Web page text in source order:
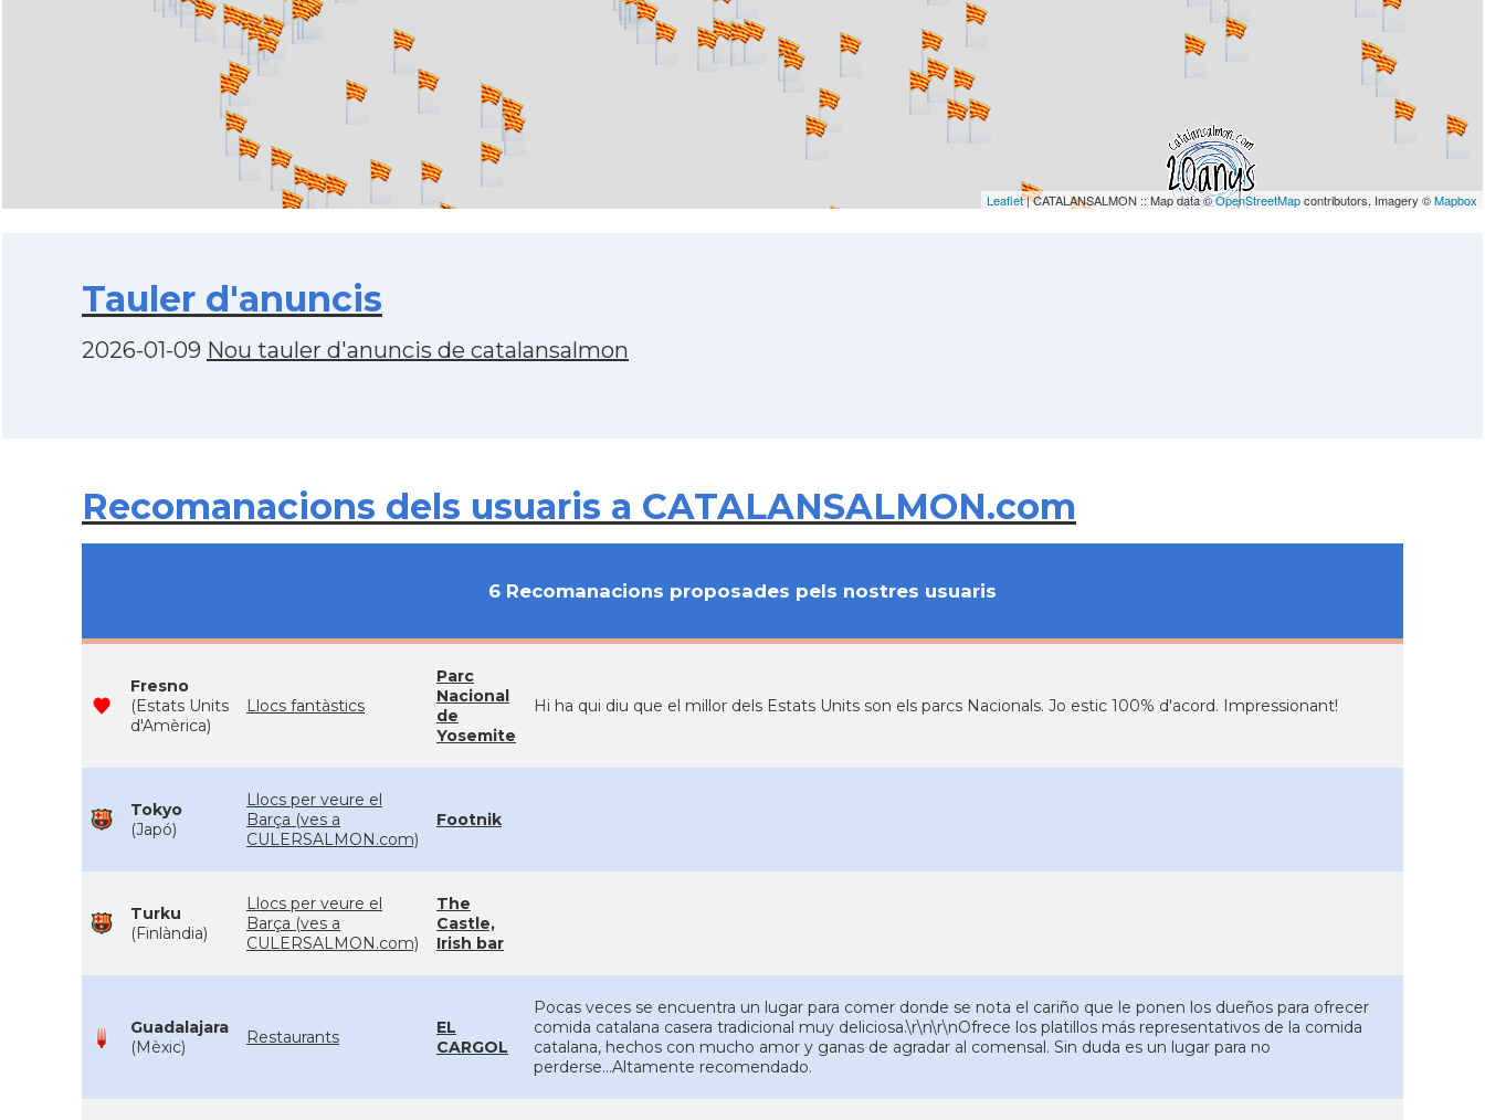
Leaflet| CATALANSALMON :: Map data ©OpenStreetMapcontributors, Imagery ©Mapbox
Tauler d'anuncis
2026-01-09 Nou tauler d'anuncis de catalansalmon
Recomanacions dels usuaris a CATALANSALMON.com
6 Recomanacions proposades pels nostres usuaris
Fresno
(Estats Units
d'Amèrica)
Llocs fantàstics
Parc
Nacional
de
Yosemite
Hi ha qui diu que el millor dels Estats Units son els parcs Nacionals. Jo estic 100% d'acord. Impressionant!
Tokyo
(Japó)
Llocs per veure el
Barça (ves a
CULERSALMON.com)
Footnik
Turku
(Finlàndia)
Llocs per veure el
Barça (ves a
CULERSALMON.com)
The
Castle,
Irish bar
Guadalajara
(Mèxic)
Restaurants
EL
CARGOL
Pocas veces se encuentra un lugar para comer donde se nota el cariño que le ponen los dueños para ofrecer
comida catalana casera tradicional muy deliciosa.\r\n\r\nOfrece los platillos más representativos de la comida
catalana, hechos con mucho amor y ganas de agradar al comensal. Sin duda es un lugar para no
perderse...Altamente recomendado.